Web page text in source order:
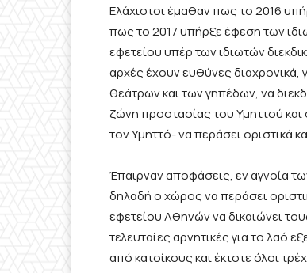
Ελάχιστοι έμαθαν πως το 2016
πως το 2017 υπήρξε έφεση των
εφετείου υπέρ των ιδιωτών
αρχές έχουν ευθύνες διαχρονικά,
θεάτρων και των γηπέδων, να
ζώνη προστασίας του Υμηττού και
τον Υμηττό- να περάσει οριστικά
Έπαιρναν αποφάσεις, εν αγνοία
δηλαδή ο χώρος να περάσει
εφετείου Αθηνών να δικαιώνει
τελευταίες αρνητικές για το λαό
από κατοίκους και έκτοτε όλοι